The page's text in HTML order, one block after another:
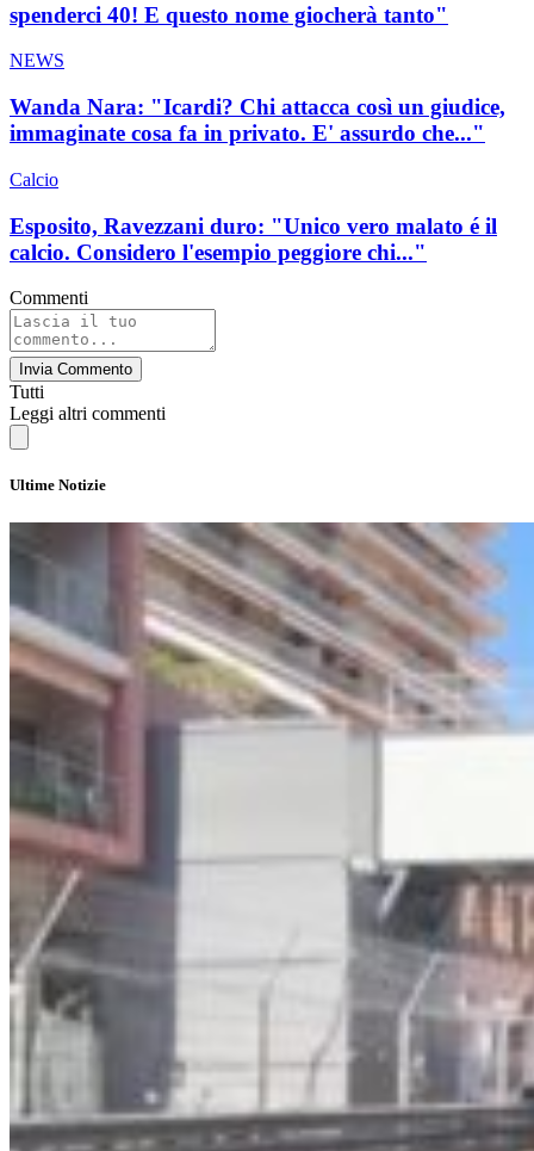
spenderci 40! E questo nome giocherà tanto"
NEWS
Wanda Nara: "Icardi? Chi attacca così un giudice,
immaginate cosa fa in privato. E' assurdo che..."
Calcio
Esposito, Ravezzani duro: "Unico vero malato é il
calcio. Considero l'esempio peggiore chi..."
Commenti
Invia Commento
Tutti
Leggi altri commenti
Ultime Notizie